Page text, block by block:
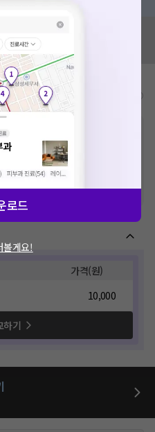
비급여/급여 진료란?
실제 가격과 상이할 수 있으니, 정확
세요.
원에 고지되어 있는 급여 진료 기준 가
추가되어, 병원마다 금액이 다르게
가격(원)
10,000
하기
로드
볼게요!